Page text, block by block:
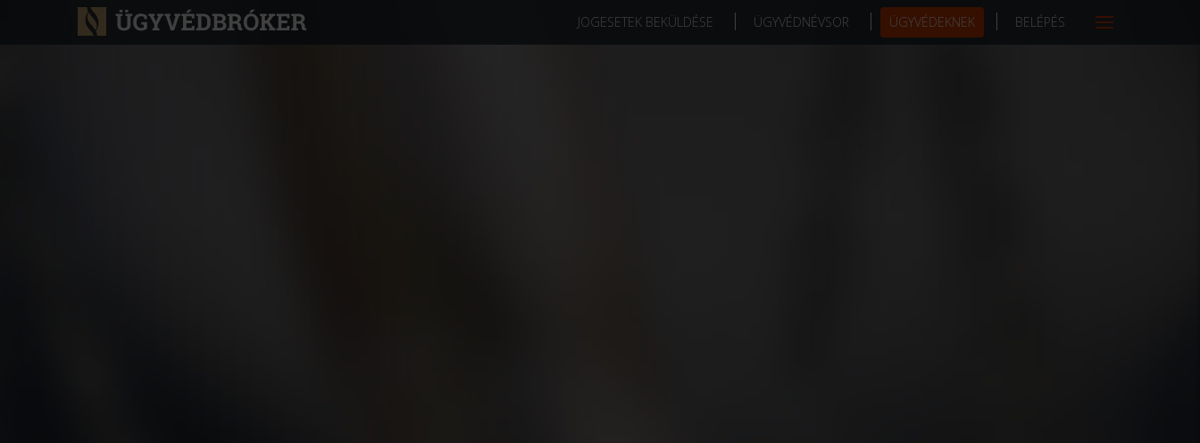
JOGESETEK BEKÜLDÉSE ÜGYVÉDNÉVSOR ÜGYVÉDEKNEK BELÉPÉS